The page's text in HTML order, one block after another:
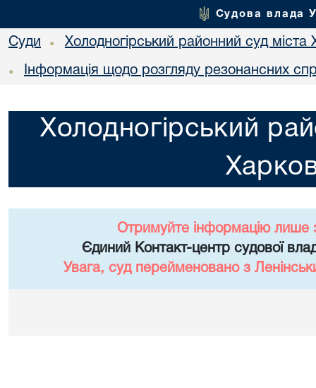
Судова влада
Суди • Холодногірський районний суд міста
• Інформація щодо розгляду резонансних
Холодногірський
Отримуйте інформацію лише
Єдиний Контакт-центр судової
Увага, суд перейменовано з